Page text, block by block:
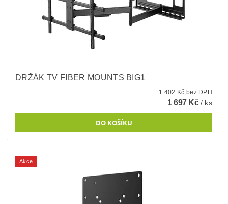
DRŽÁK TV FIBER MOUNTS BIG1
1 402 Kč bez DPH
1 697 Kč/ ks
Akce